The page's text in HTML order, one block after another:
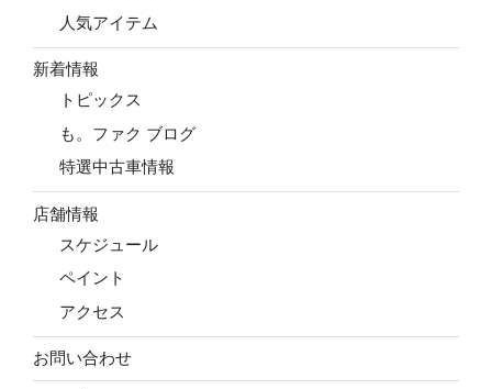
人気アイテム
新着情報
トピックス
も。ファク ブログ
特選中古車情報
店舗情報
スケジュール
ペイント
アクセス
お問い合わせ